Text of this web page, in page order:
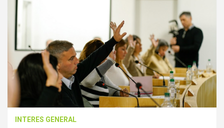
INTERES GENERAL